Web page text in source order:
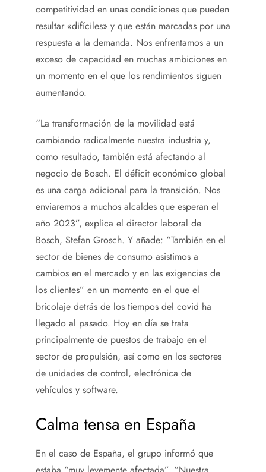
competitividad en unas condiciones que pueden
resultar «difíciles» y que están marcadas por una
respuesta a la demanda. Nos enfrentamos a un
exceso de capacidad en muchas ambiciones en
un momento en el que los rendimientos siguen
aumentando.
“La transformación de la movilidad está
cambiando radicalmente nuestra industria y,
como resultado, también está afectando al
negocio de Bosch. El déficit económico global
es una carga adicional para la transición. Nos
enviaremos a muchos alcaldes que esperan el
año 2023”, explica el director laboral de
Bosch, Stefan Grosch. Y añade: “También en el
sector de bienes de consumo asistimos a
cambios en el mercado y en las exigencias de
los clientes” en un momento en el que el
bricolaje detrás de los tiempos del covid ha
llegado al pasado. Hoy en día se trata
principalmente de puestos de trabajo en el
sector de propulsión, así como en los sectores
de unidades de control, electrónica de
vehículos y software.
Calma tensa en España
En el caso de España, el grupo informó que